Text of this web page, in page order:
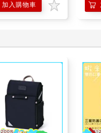
加入購物車